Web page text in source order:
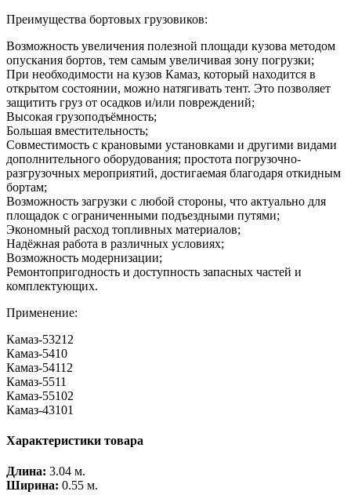
Преимущества бортовых грузовиков:
Возможность увеличения полезной площади кузова методом
опускания бортов, тем самым увеличивая зону погрузки;
При необходимости на кузов Камаз, который находится в
открытом состоянии, можно натягивать тент. Это позволяет
защитить груз от осадков и/или повреждений;
Высокая грузоподъёмность;
Большая вместительность;
Совместимость с крановыми установками и другими видами
дополнительного оборудования; простота погрузочно-
разгрузочных мероприятий, достигаемая благодаря откидным
бортам;
Возможность загрузки с любой стороны, что актуально для
площадок с ограниченными подъездными путями;
Экономный расход топливных материалов;
Надёжная работа в различных условиях;
Возможность модернизации;
Ремонтопригодность и доступность запасных частей и
комплектующих.
Применение:
Камаз-53212
Камаз-5410
Камаз-54112
Камаз-5511
Камаз-55102
Камаз-43101
Характеристики товара
Длина: 3.04 м.
Ширина: 0.55 м.